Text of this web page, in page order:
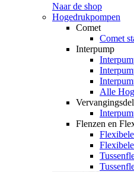
Naar de shop
Hogedrukpompen
Comet
Comet
Interpump
Alle
Flenzen en